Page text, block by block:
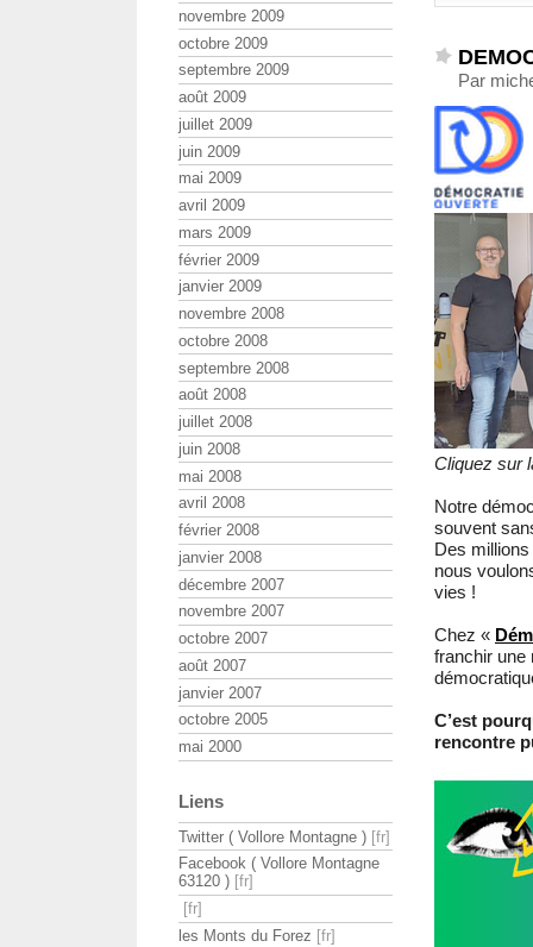
Par
Cliquez sur
Notre
souvent
Des
nous
vies !
Chez «
franchir une
C’est
rencontre
novembre 2009
octobre 2009
septembre 2009
août 2009
juillet 2009
juin 2009
mai 2009
avril 2009
mars 2009
février 2009
janvier 2009
novembre 2008
octobre 2008
septembre 2008
août 2008
juillet 2008
juin 2008
mai 2008
avril 2008
février 2008
janvier 2008
décembre 2007
novembre 2007
octobre 2007
août 2007
janvier 2007
octobre 2005
mai 2000
Liens
Twitter ( Vollore Montagne )
Facebook ( Vollore Montagne
63120 )
les Monts du Forez